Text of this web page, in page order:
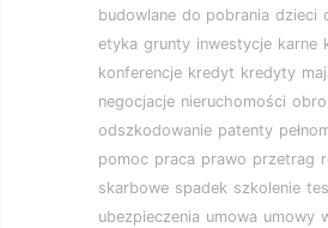
budowlane do pobrania dzieci
etyka grunty inwestycje karne
konferencje kredyt kredyty
negocjacje nieruchomości
odszkodowanie patenty
pomoc praca prawo przetrag
skarbowe spadek szkolenie
ubezpieczenia umowa umowy